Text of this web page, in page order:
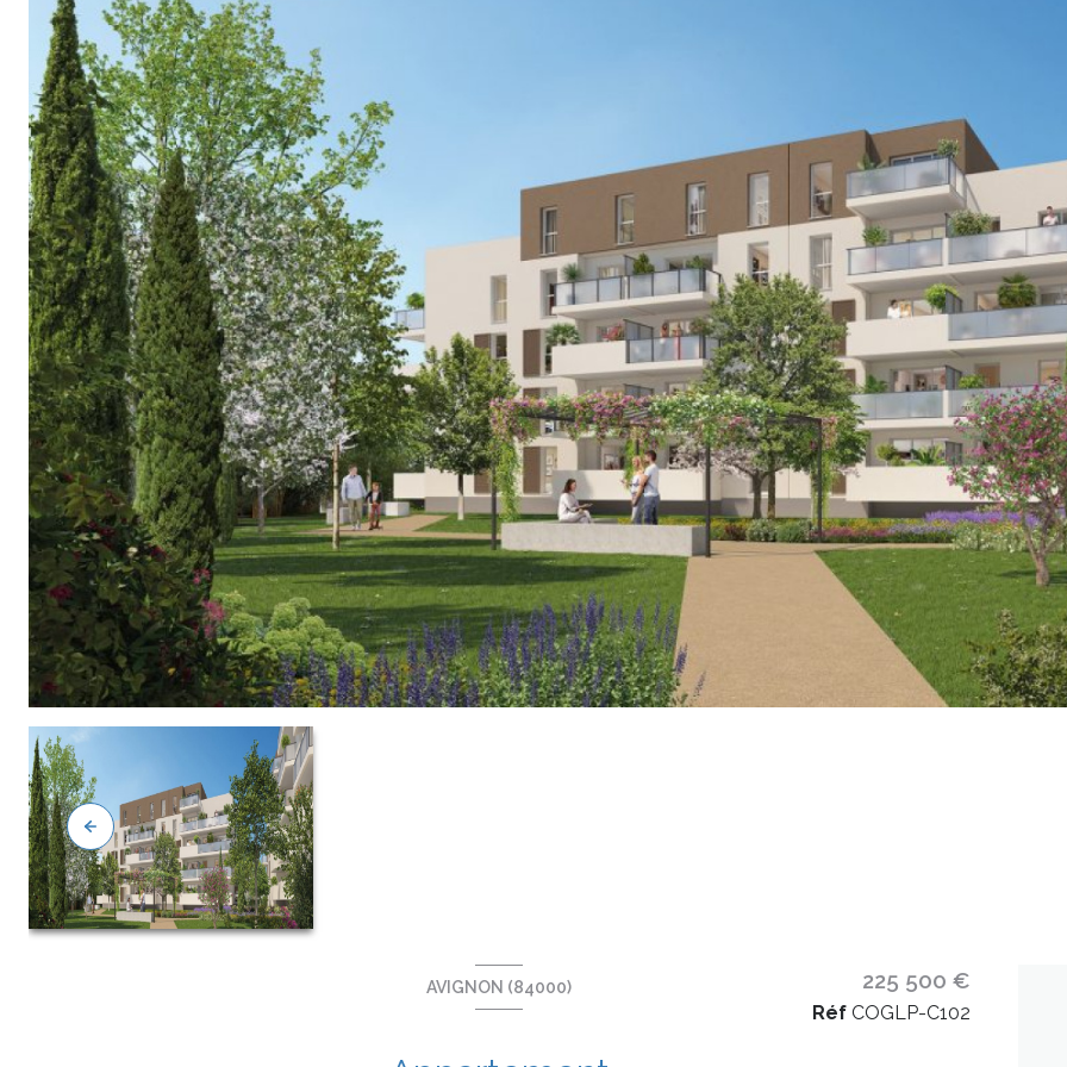
AVIGNON (84000) 225 500 €
Réf COGLP-C102